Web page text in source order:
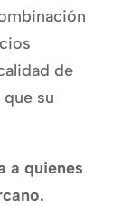
de
su
a quienes